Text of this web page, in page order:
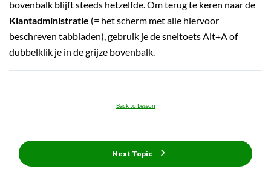
bovenbalk blijft steeds hetzelfde. Om terug te keren naar de
Klantadministratie (= het scherm met alle hiervoor
beschreven tabbladen), gebruik je de sneltoets Alt+A of
dubbelklik je in de grijze bovenbalk.
Back to Lesson
Next Topic